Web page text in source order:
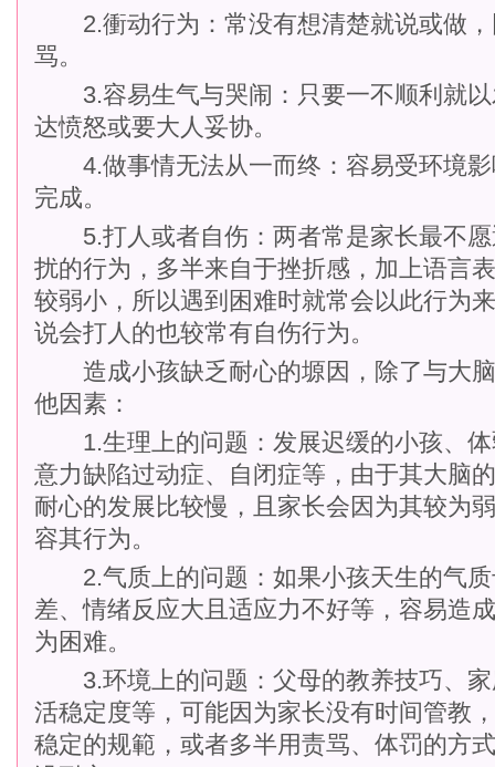
2.衝动行为：常没有想清楚就说或做，
骂。
3.容易生气与哭闹：只要一不顺利就以
达愤怒或要大人妥协。
4.做事情无法从一而终：容易受环境影
完成。
5.打人或者自伤：两者常是家长最不愿
扰的行为，多半来自于挫折感，加上语言
较弱小，所以遇到困难时就常会以此行为
说会打人的也较常有自伤行为。
造成小孩缺乏耐心的塬因，除了与大脑
他因素：
1.生理上的问题：发展迟缓的小孩、体
意力缺陷过动症、自闭症等，由于其大脑
耐心的发展比较慢，且家长会因为其较为
容其行为。
2.气质上的问题：如果小孩天生的气质
差、情绪反应大且适应力不好等，容易造
为困难。
3.环境上的问题：父母的教养技巧、家
活稳定度等，可能因为家长没有时间管教
稳定的规範，或者多半用责骂、体罚的方